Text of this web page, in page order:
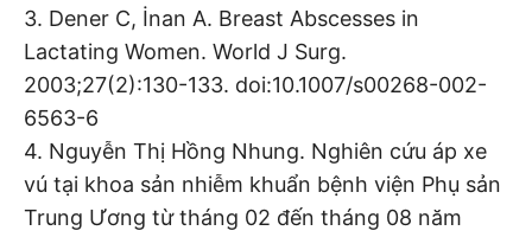
3. Dener C, İnan A. Breast Abscesses in
Lactating Women. World J Surg.
2003;27(2):130-133. doi:10.1007/s00268-002-
6563-6
4. Nguyễn Thị Hồng Nhung. Nghiên cứu áp xe
vú tại khoa sản nhiễm khuẩn bệnh viện Phụ sản
Trung Ương từ tháng 02 đến tháng 08 năm